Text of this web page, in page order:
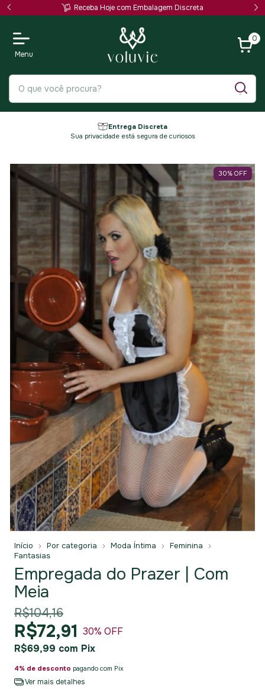
Receba Hoje com Embalagem Discreta
0
Entrega Discreta
Sua privacidade está segura de curiosos
30% OFF
Início Por categoria Moda Íntima
Feminina
Fantasias
Empregada do Prazer | Com
Meia
R$104,16
R$72,91 30% OFF
R$69,99 com Pix
4% de desconto pagando com Pix
Ver mais detalhes